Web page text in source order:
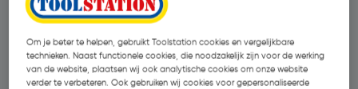
Om je beter te helpen, gebruikt Toolstation cookies en vergelijkbare
technieken. Naast functionele cookies, die noodzakelijk zijn voor de werking
van de website, plaatsen wij ook analytische cookies om onze website
verder te verbeteren. Ook gebruiken wij cookies voor gepersonaliseerde